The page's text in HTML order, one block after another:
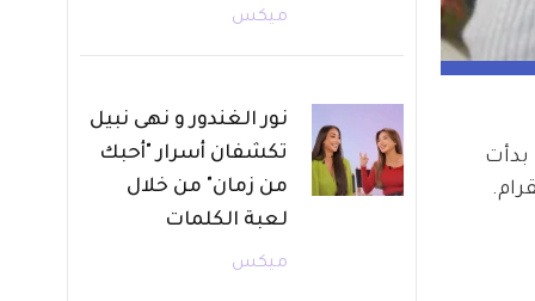
بدأت
ميكس
نور الغندور و نهى نبيل
تكشفان أسرار "أحبك
من زمان" من خلال
لعبة الكلمات
ميكس